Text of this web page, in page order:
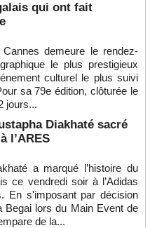
qui ont fait
demeure le rendez-
le plus prestigieux
culturel le plus suivi
sa 79e édition, clôturée le
jours...
Diakhaté sacré
l’ARES
a marqué l’histoire du
ce vendredi soir à l’Adidas
En s'imposant par décision
Begai lors du Main Event de
de la...